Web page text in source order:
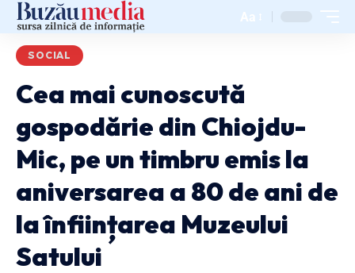
Aa
SOCIAL
Cea mai cunoscută
gospodărie din Chiojdu-
Mic, pe un timbru emis la
aniversarea a 80 de ani de
la înființarea Muzeului
Satului